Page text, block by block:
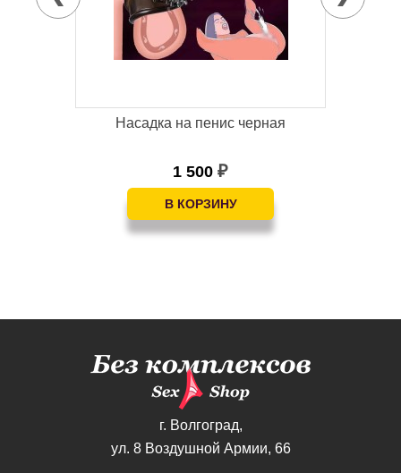
Насадка на пенис черная
1 500₽
г. Волгоград,
ул. 8 Воздушной Армии, 66